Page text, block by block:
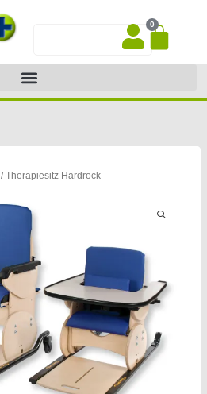
0
/ Therapiesitz Hardrock